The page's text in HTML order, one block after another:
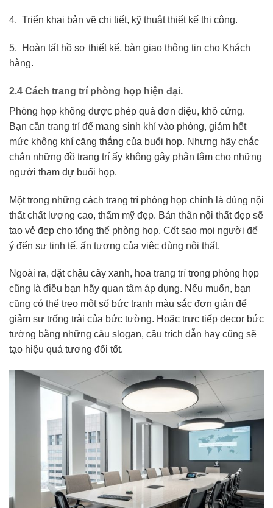
4. Triển khai bản vẽ chi tiết, kỹ thuật thiết kế thi công.
5. Hoàn tất hồ sơ thiết kế, bàn giao thông tin cho Khách
hàng.
2.4 Cách trang trí phòng họp hiện đại.
Phòng họp không được phép quá đơn điệu, khô cứng.
Bạn cần trang trí để mang sinh khí vào phòng, giảm hết
mức không khí căng thẳng của buổi họp. Nhưng hãy chắc
chắn những đồ trang trí ấy không gây phân tâm cho những
người tham dự buổi họp.
Một trong những cách trang trí phòng họp chính là dùng nội
thất chất lượng cao, thẩm mỹ đẹp. Bản thân nội thất đẹp sẽ
tạo vẻ đẹp cho tổng thể phòng họp. Cốt sao mọi người để
ý đến sự tinh tế, ấn tượng của việc dùng nội thất.
Ngoài ra, đặt chậu cây xanh, hoa trang trí trong phòng họp
cũng là điều bạn hãy quan tâm áp dụng. Nếu muốn, bạn
cũng có thể treo một số bức tranh màu sắc đơn giản để
giảm sự trống trải của bức tường. Hoặc trực tiếp decor bức
tường bằng những câu slogan, câu trích dẫn hay cũng sẽ
tạo hiệu quả tương đối tốt.